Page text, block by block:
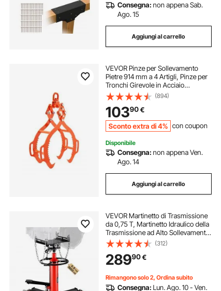
Consegna:non appena Sab.
Ago. 15
Aggiungi al carrello
VEVOR Pinze per Sollevamento
Pietre 914 mm a 4 Artigli, Pinze per
Tronchi Girevole in Acciaio
Capacità Sollevamento 1000 kg
Design ad Artiglio Seghettato, Pinze
per Aggancio per Camion, Carrelli
(894)
10390€
Sconto extra di 4% con coupon
Disponibile
Consegna:non appena Ven.
Ago. 14
Aggiungi al carrello
VEVOR Martinetto di Trasmissione
da 0,75 T, Martinetto Idraulico della
Trasmissione ad Alto Sollevamento,
Jack a Trasmissione Verticale con 4
Rotelle Girevoli per Autoveicoli o
Autocarri Leggeri
(312)
28990€
Rimangono solo 2, Ordina subito
Consegna: Lun. Ago. 10 - Ven.